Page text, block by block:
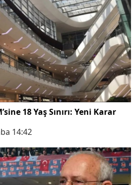
18 Yaş Sınırı: Yeni Karar
14:42